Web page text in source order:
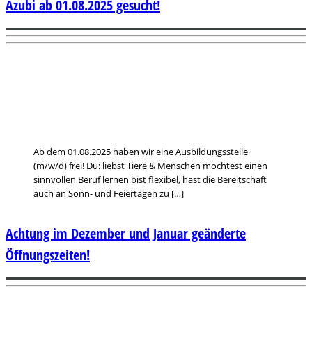
Ab dem 01.08.2025 haben wir eine Ausbildungsstelle
(m/w/d) frei! Du: liebst Tiere & Menschen möchtest einen
sinnvollen Beruf lernen bist flexibel, hast die Bereitschaft
auch an Sonn- und Feiertagen zu […]
Azubi ab 01.08.2025 gesucht!
Achtung im Dezember und Januar geänderte
Öffnungszeiten!